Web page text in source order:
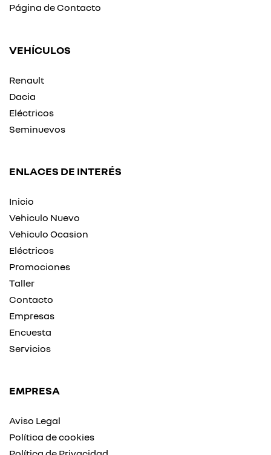
Página de Contacto
VEHÍCULOS
Renault
Dacia
Eléctricos
Seminuevos
ENLACES DE INTERÉS
Inicio
Vehiculo Nuevo
Vehiculo Ocasion
Eléctricos
Promociones
Taller
Contacto
Empresas
Encuesta
Servicios
EMPRESA
Aviso Legal
Política de cookies